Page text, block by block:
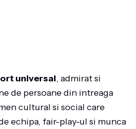
universal, admirat si
de persoane din intreaga
cultural si social care
echipa, fair-play-ul si munca